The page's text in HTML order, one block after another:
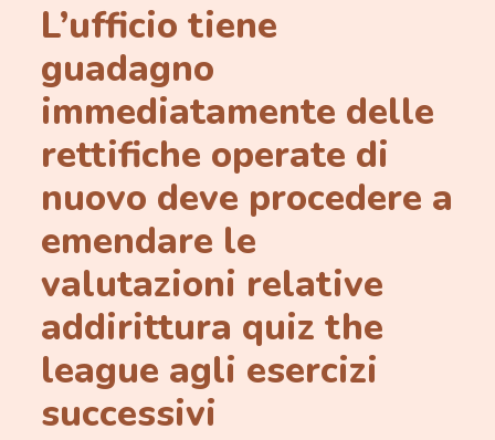
L’ufficio tiene
guadagno
immediatamente delle
rettifiche operate di
nuovo deve procedere a
emendare le
valutazioni relative
addirittura quiz the
league agli esercizi
successivi